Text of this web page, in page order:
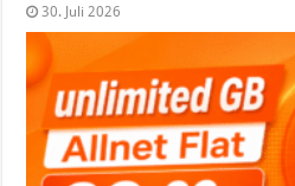
30. Juli 2026